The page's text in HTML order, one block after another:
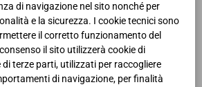
di navigazione nel sito nonché per
e la sicurezza. I cookie tecnici sono
il corretto funzionamento del
il sito utilizzerà cookie di
terze parti, utilizzati per raccogliere
di navigazione, per finalità
camerette Giessegi ne Il Messaggero per il